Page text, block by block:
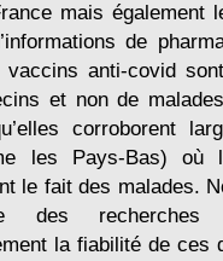
mais également
de
anti-covid
et non de
corroborent
les Pays-Bas) où
le fait des malades.
des
la fiabilité de ces